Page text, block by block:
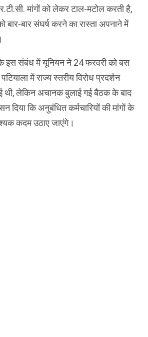
मांगों को लेकर टाल-मटोल करती है,
बार-बार संघर्ष करने का रास्ता अपनाने में
इस संबंध में यूनियन ने 24 फरवरी को बस
में राज्य स्तरीय विरोध प्रदर्शन
थी, लेकिन अचानक बुलाई गई बैठक के बाद
दिया कि अनुबंधित कर्मचारियों की मांगों के
कदम उठाए जाएंगे।